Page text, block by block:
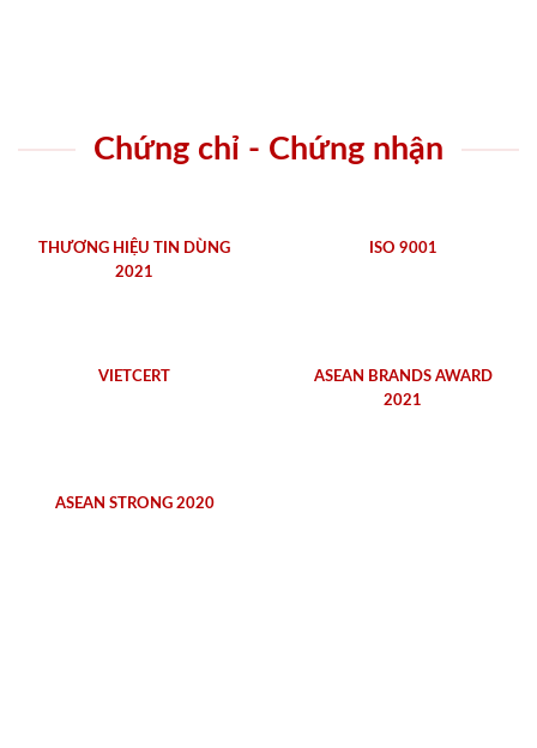
Chứng chỉ - Chứng nhận
THƯƠNG HIỆU TIN DÙNG
2021
ISO 9001
VIETCERT
ASEAN BRANDS AWARD
2021
ASEAN STRONG 2020